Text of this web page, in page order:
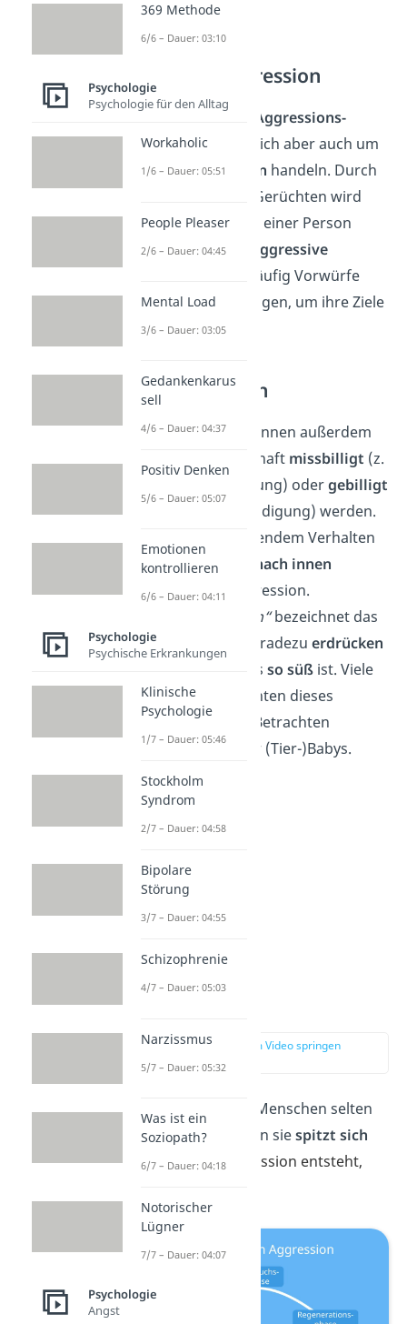
Verdeckte Aggression
… meint häufig nur
Aggressions-
Fantasien. Es kann sich aber auch um
indirekteAggression handeln. Durch
das Verbreiten von Gerüchten wird
zum Beispiel der Ruf einer Person
geschädigt.Passiv-aggressive
Menschen nutzen häufig Vorwürfe
und Schuldzuweisungen, um ihre Ziele
zu erreichen.
Weitere Formen
Aggressionen können außerdem
von der Gesellschaft missbilligt (z.
B. Körperverletzung) odergebilligt
(z. B. Selbstverteidigung) werden.
Bei selbstverletzendem Verhalten
sprichst du von
nach innen
gerichteterAggression.
„Cute aggression“bezeichnet das
Gefühl, etwas geradezu erdrücken
zu wollen, weil es so süßist. Viele
Menschen berichten dieses
Bedürfnis beim Betrachten
besonders süßer (Tier-)Babys.
Wie entsteht
Aggression?
zur Stelle im Video springen
Aggression tritt bei Menschen selten
plötzlich auf, sondern siespitzt sich
zu
. Wie genau Aggression entsteht,
369 Methode
6/6 – Dauer: 03:10
Psychologie
Psychologie für den Alltag
Workaholic
1/6 – Dauer: 05:51
People Pleaser
2/6 – Dauer: 04:45
Mental Load
3/6 – Dauer: 03:05
Gedankenkarus
sell
4/6 – Dauer: 04:37
Positiv Denken
5/6 – Dauer: 05:07
Emotionen
kontrollieren
6/6 – Dauer: 04:11
Psychologie
Psychische Erkrankungen
Klinische
Psychologie
1/7 – Dauer: 05:46
Stockholm
Syndrom
2/7 – Dauer: 04:58
Bipolare
Störung
3/7 – Dauer: 04:55
Schizophrenie
4/7 – Dauer: 05:03
Narzissmus
5/7 – Dauer: 05:32
Was ist ein
Soziopath?
6/7 – Dauer: 04:18
Notorischer
Lügner
7/7 – Dauer: 04:07
Psychologie
Angst